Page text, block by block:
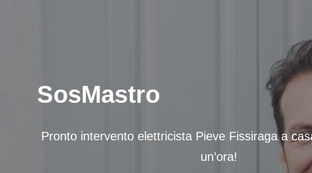
SosMastro
Pronto intervento elettricista Pieve Fissiraga a
un’ora!